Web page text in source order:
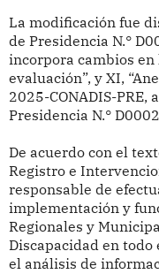
La modificación fue
de Presidencia N.°
incorpora cambios en
evaluación”, y XI,
2025-CONADIS-PRE,
Presidencia N.°
De acuerdo con el
Registro e
responsable de
implementación y
Regionales y
Discapacidad en
el análisis de